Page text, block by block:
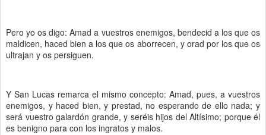
Pero yo os digo: Amad a vuestros enemigos, bendecid a los que os
maldicen, haced bien a los que os aborrecen, y orad por los que os
ultrajan y os persiguen.
Y San Lucas remarca el mismo concepto: Amad, pues, a vuestros
enemigos, y haced bien, y prestad, no esperando de ello nada; y
será vuestro galardón grande, y seréis hijos del Altísimo; porque él
es benigno para con los ingratos y malos.